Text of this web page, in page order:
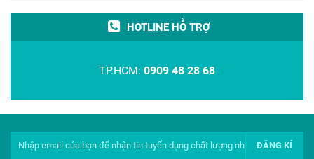
HOTLINE HỖ TRỢ
TP.HCM: 0909 48 28 68